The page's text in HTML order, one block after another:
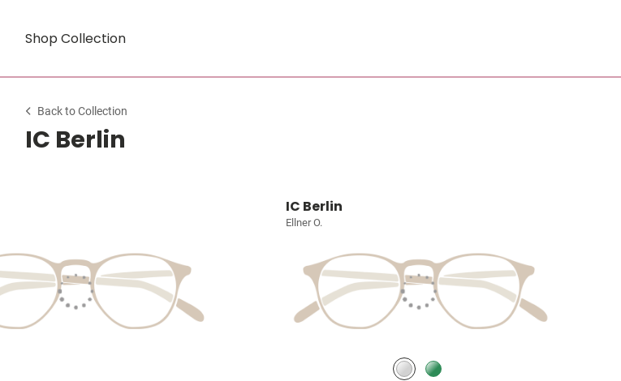
Shop Collection
Back to Collection
IC Berlin
IC Berlin
Ellner O.